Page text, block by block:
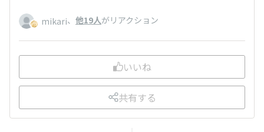
mikari、 他19人がリアクション
いいね
共有する